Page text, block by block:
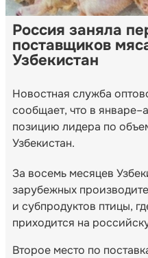
Россия заняла
поставщиков
Узбекистан
Новостная служба
сообщает, что в
позицию лидера по
Узбекистан.
За восемь месяцев
зарубежных
и субпродуктов птицы,
приходится на
Второе место по